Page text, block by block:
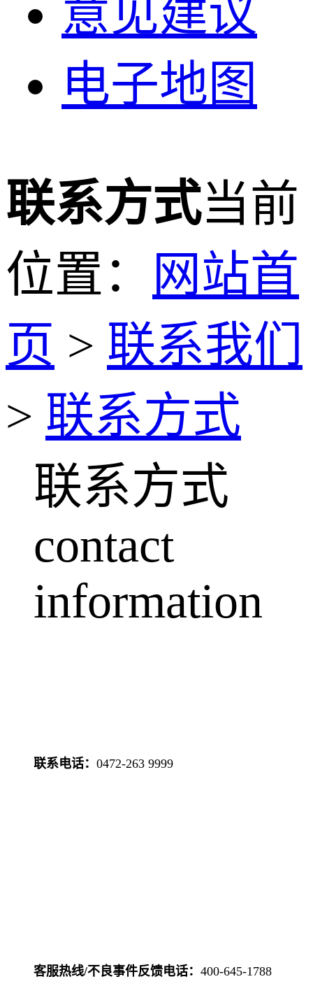
意见建议
电子地图
联系方式当前
位置：
网站首
页 > 联系我们
> 联系方式
联系方式
contact
information
联系电话： 0472-263 9999
客服热线/不良事件反馈电话： 400-645-1788